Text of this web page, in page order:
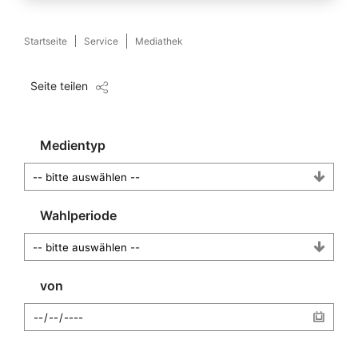
Startseite Service Mediathek
Seite teilen
Medientyp
Wahlperiode
von